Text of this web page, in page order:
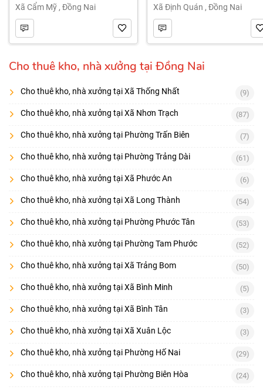
Xã Cẩm Mỹ , Đồng Nai Xã Định Quán , Đồng Nai
Cho thuê kho, nhà xưởng tại Đồng Nai
Cho thuê kho, nhà xưởng tại Xã Thống Nhất (9)
Cho thuê kho, nhà xưởng tại Xã Nhơn Trạch (87)
Cho thuê kho, nhà xưởng tại Phường Trấn Biên (7)
Cho thuê kho, nhà xưởng tại Phường Trảng Dài (61)
Cho thuê kho, nhà xưởng tại Xã Phước An (6)
Cho thuê kho, nhà xưởng tại Xã Long Thành (54)
Cho thuê kho, nhà xưởng tại Phường Phước Tân (53)
Cho thuê kho, nhà xưởng tại Phường Tam Phước (52)
Cho thuê kho, nhà xưởng tại Xã Trảng Bom (50)
Cho thuê kho, nhà xưởng tại Xã Bình Minh (5)
Cho thuê kho, nhà xưởng tại Xã Bình Tân (3)
Cho thuê kho, nhà xưởng tại Xã Xuân Lộc (3)
Cho thuê kho, nhà xưởng tại Phường Hố Nai (29)
Cho thuê kho, nhà xưởng tại Phường Biên Hòa (24)